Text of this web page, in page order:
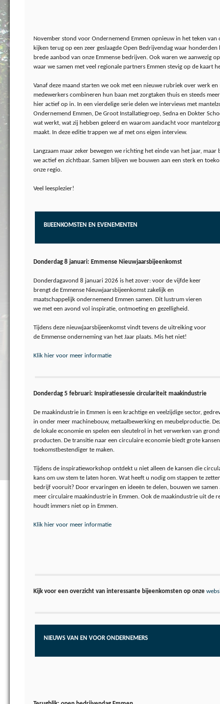
November stond voor Ondernemend Emmen opnieuw in het teken van
kijken terug op een zeer geslaagde Open Bedrijvendag waar
brede aanbod van onze Emmense bedrijven. Ook waren we aanwezig
waar we samen met veel regionale partners Emmen stevig op de kaart
Vanaf deze maand starten we ook met een nieuwe rubriek over werk en
medewerkers combineren hun baan met zorgtaken thuis en steeds
hier actief op in. In een vierdelige serie delen we interviews met
Ondernemend Emmen, De Groot Installatiegroep, Sedna en Dokter
wat werkt, wat zij hebben geleerd en waarom aandacht voor
maakt. In deze editie trappen we af met ons eigen interview.
Langzaam maar zeker bewegen we richting het einde van het jaar,
we actief en zichtbaar. Samen blijven we bouwen aan een sterk en
onze regio.
Veel leesplezier!
BIJEENKOMSTEN EN EVENEMENTEN
Donderdag 8 januari: Emmense Nieuwjaarsbijeenkomst
Donderdagavond 8 januari 2026 is het zover: voor de vijfde keer
brengt de Emmense Nieuwjaarsbijeenkomst zakelijk en
maatschappelijk ondernemend Emmen samen. Dit lustrum vieren
we met een avond vol inspiratie, ontmoeting en gezelligheid.
Tijdens deze nieuwjaarsbijeenkomst vindt tevens de uitreiking voor
de Emmense onderneming van het Jaar plaats. Mis het niet!
Klik hier voor meer informatie
Donderdag 5 februari: Inspiratiesessie circulariteit maakindustrie
De maakindustrie in Emmen is een krachtige en veelzijdige sector,
in onder meer machinebouw, metaalbewerking en meubelproductie.
de lokale economie en spelen een sleutelrol in het verwerken van
producten. De transitie naar een circulaire economie biedt grote
toekomstbestendiger te maken.
Tijdens de inspiratieworkshop ontdekt u niet alleen de kansen die
kans om uw stem te laten horen. Wat heeft u nodig om stappen te
bedrijf vooruit? Door ervaringen en ideeën te delen, bouwen we
meer circulaire maakindustrie in Emmen. Ook de maakindustrie uit de
houdt immers niet op in Emmen.
Klik hier voor meer informatie
Kijk voor een overzicht van interessante bijeenkomsten op onze
NIEUWS VAN EN VOOR ONDERNEMERS